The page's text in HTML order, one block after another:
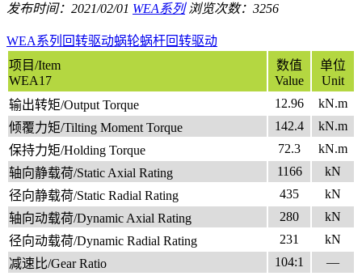
发布时间：2021/02/01 WEA系列 浏览次数：3256
WEA系列 回转驱动蜗轮蜗杆回转驱动
项目/Item
WEA17
数值
Value
单位
Unit
输出转矩/Output Torque
12.96
kN.m
倾覆力矩/Tilting Moment Torque
142.4
kN.m
保持力矩/Holding Torque
72.3
kN.m
轴向静载荷/Static Axial Rating
1166
kN
径向静载荷/Static Radial Rating
435
kN
轴向动载荷/Dynamic Axial Rating
280
kN
径向动载荷/Dynamic Radial Rating
231
kN
减速比/Gear Ratio
104:1
—